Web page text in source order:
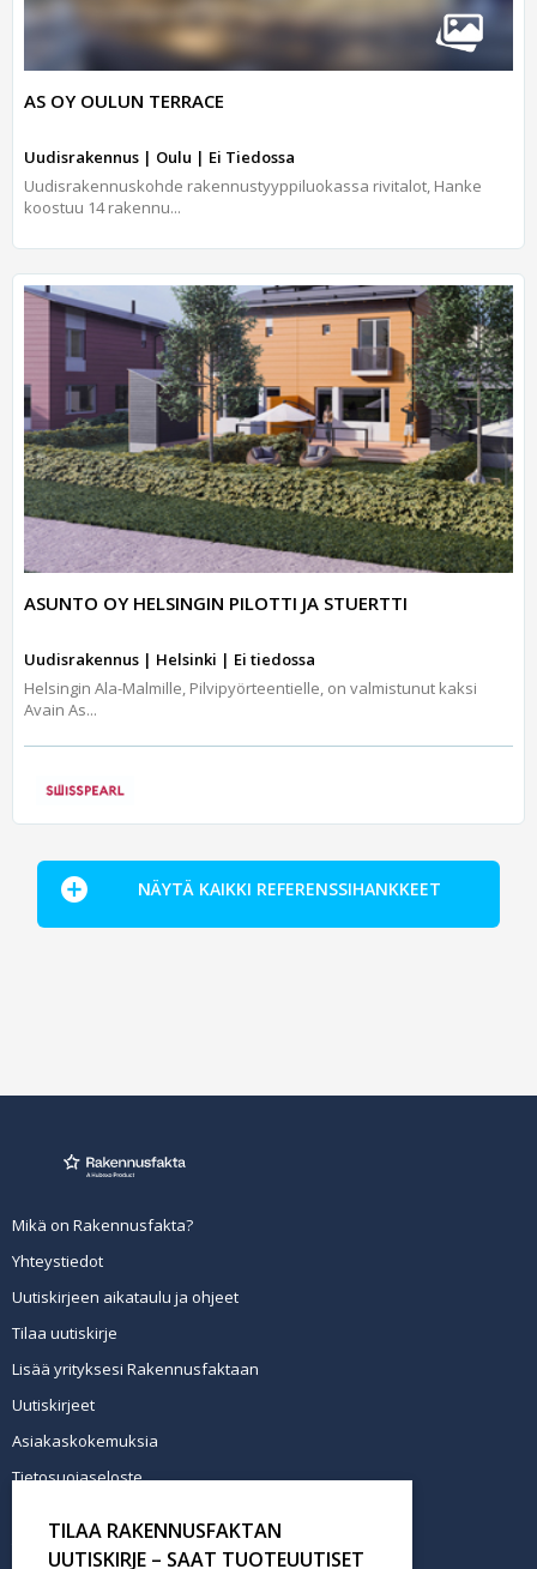
AS OY OULUN TERRACE
Uudisrakennus | Oulu | Ei Tiedossa
Uudisrakennuskohde rakennustyyppiluokassa rivitalot, Hanke
koostuu 14 rakennu...
ASUNTO OY HELSINGIN PILOTTI JA STUERTTI
Uudisrakennus | Helsinki | Ei tiedossa
Helsingin Ala-Malmille, Pilvipyörteentielle, on valmistunut kaksi
Avain As...
NÄYTÄ KAIKKI REFERENSSIHANKKEET
Mikä on Rakennusfakta?
Yhteystiedot
Uutiskirjeen aikataulu ja ohjeet
Tilaa uutiskirje
Lisää yrityksesi Rakennusfaktaan
Uutiskirjeet
Asiakaskokemuksia
Tietosuojaseloste
Tilaa uutiskirje
TILAA RAKENNUSFAKTAN
UUTISKIRJE – SAAT TUOTEUUTISET